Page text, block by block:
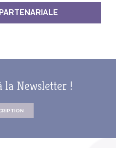
la Newsletter !